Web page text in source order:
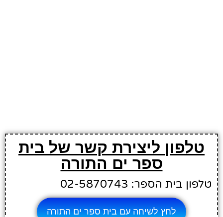
טלפון ליצירת קשר של בית
ספר ים התורה
טלפון בית הספר: 02-5870743
לחץ לשיחה עם בית ספר ים התורה